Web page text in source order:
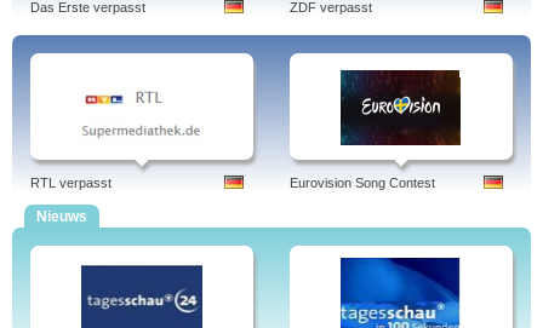
Das Erste verpasst ZDF verpasst
RTL verpasst Eurovision Song Contest
Nieuws